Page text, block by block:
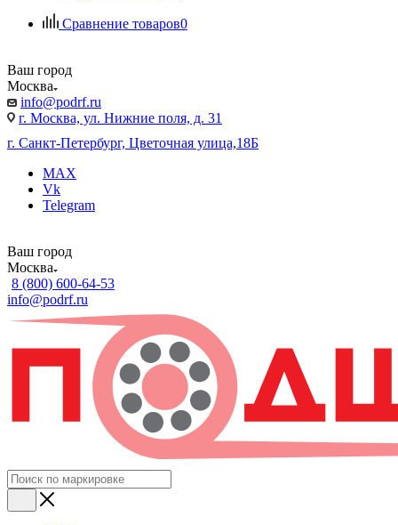
Сравнение товаров0
Ваш город
Москва
info@podrf.ru
г. Москва, ул. Нижние поля, д. 31
г. Санкт-Петербург, Цветочная улица,18Б
MAX
Vk
Telegram
Ваш город
Москва
8 (800) 600-64-53
info@podrf.ru